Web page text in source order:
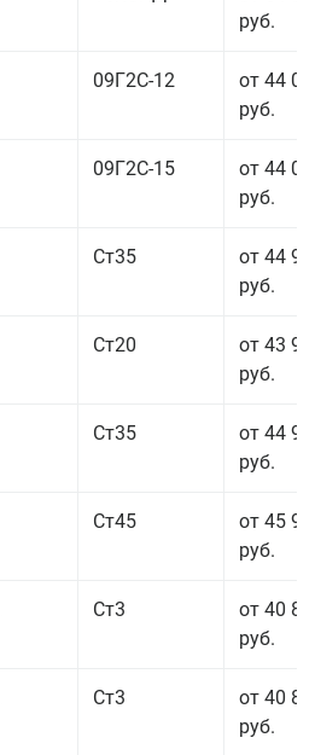
руб.
09Г2С-12
от 44
руб.
09Г2С-15
от 44
руб.
Ст35
от 44
руб.
Ст20
от 43
руб.
Ст35
от 44
руб.
Ст45
от 45
руб.
Ст3
от 40
руб.
Ст3
от 40
руб.